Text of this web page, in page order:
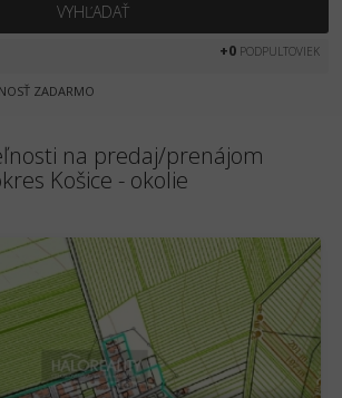
VYHĽADAŤ
+0 PODPULTOVIEK
ZADARMO
na predaj/prenájom
Košice - okolie